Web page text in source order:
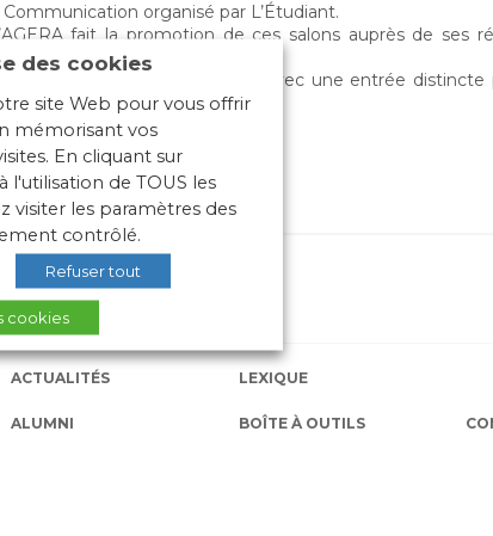
organisé par L’Étudiant.
fait la promotion de ces salons auprès de ses
grande que l’année passée avec une entrée
ACTUALITÉS LEXIQUE
ALUMNI BOÎTE À OUTILS
des cookies
site Web pour vous offrir
mémorisant vos
En cliquant sur
l'utilisation de TOUS les
visiter les paramètres des
contrôlé.
Refuser tout
cookies